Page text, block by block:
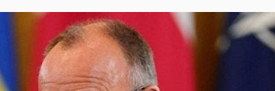
من سيطرة الديمقراطيين على الكونغرس..ويرغب
تكرّم الصحافية كريستينا عاصي التي أصيبت
وجود اختلافات في الرأي مع نتنياهو..,المفاوضات مع